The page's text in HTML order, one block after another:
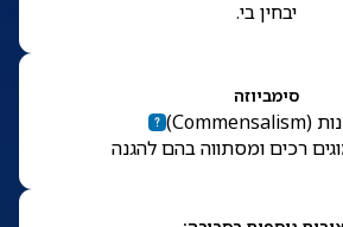
יבחין בי.
סימביוזה
(
Commensalism
)
רכים ומסתווה בהם להגנה